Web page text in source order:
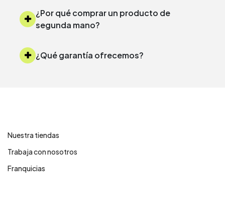
¿Por qué comprar un producto de
segunda mano?
¿Qué garantía ofrecemos?
Nuestra tiendas
Trabaja con nosotros
Franquicias